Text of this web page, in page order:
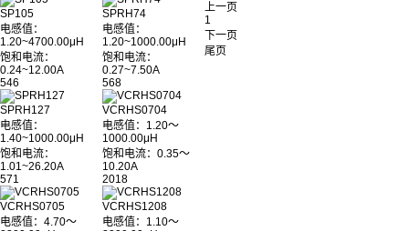
SP105
电感值：
1.20~4700.00μH
饱和电流：
0.24~12.00A
546
SPRH74
电感值：
1.20~1000.00μH
饱和电流：
0.27~7.50A
568
SPRH127
电感值：
1.40~1000.00μH
饱和电流：
1.01~26.20A
571
VCRHS0704
电感值：1.20～
1000.00μH
饱和电流：0.35～
10.20A
2018
VCRHS0705
电感值：4.70～
VCRHS1208
电感值：1.10～
上一页
1
下一页
尾页